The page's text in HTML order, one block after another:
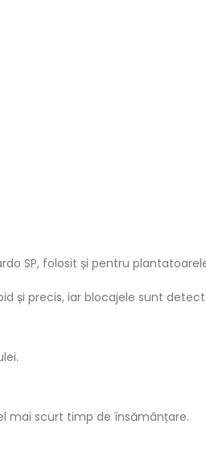
SP, folosit și pentru
și precis, iar blocajele sunt
mai scurt timp de însămânțare.